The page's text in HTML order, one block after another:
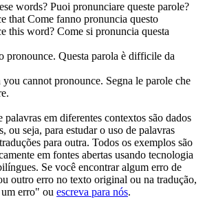
words? Puoi pronunciare queste parole?
that Come fanno pronuncia questo
this word? Come si pronuncia questa
pronounce. Questa parola è difficile da
cannotpronounce. Segna le parole che
.
palavras em diferentes contextos são dados
ou seja, para estudar o uso de palavras
para outra. Todos os exemplos são
em fontes abertas usando tecnologia
Se você encontrar algum erro de
outro erro no texto original ou na tradução,
erro" ou escreva para nós.